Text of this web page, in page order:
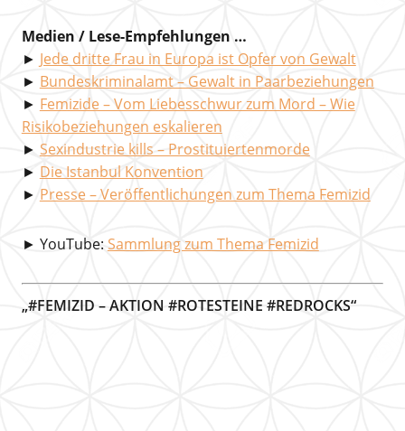
Medien / Lese-Empfehlungen …
► Jede dritte Frau in Europa ist Opfer von Gewalt
► Bundeskriminalamt – Gewalt in Paarbeziehungen
► Femizide – Vom Liebesschwur zum Mord – Wie
Risikobeziehungen eskalieren
► Sexindustrie kills – Prostituiertenmorde
► Die Istanbul Konvention
► Presse – Veröffentlichungen zum Thema Femizid
► YouTube: Sammlung zum Thema Femizid
„#FEMIZID – AKTION #ROTESTEINE #REDROCKS“